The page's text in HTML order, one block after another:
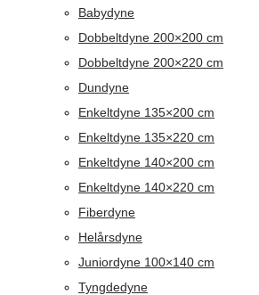
Babydyne
Dobbeltdyne 200×200 cm
Dobbeltdyne 200×220 cm
Dundyne
Enkeltdyne 135×200 cm
Enkeltdyne 135×220 cm
Enkeltdyne 140×200 cm
Enkeltdyne 140×220 cm
Fiberdyne
Helårsdyne
Juniordyne 100×140 cm
Tyngdedyne